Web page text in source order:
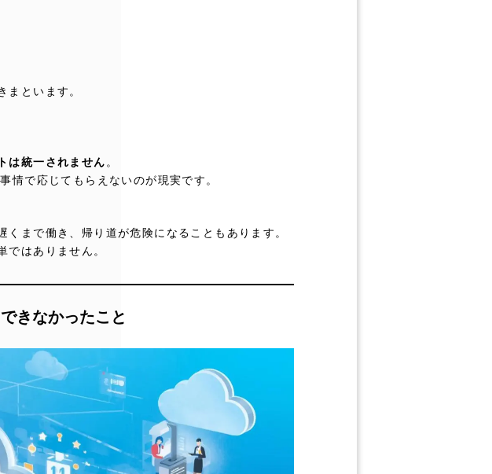
まといます。
は統一されません 。
情で応じてもらえないのが現実です。
まで働き、帰り道が危険になることもあります。
ではありません。
きなかったこと